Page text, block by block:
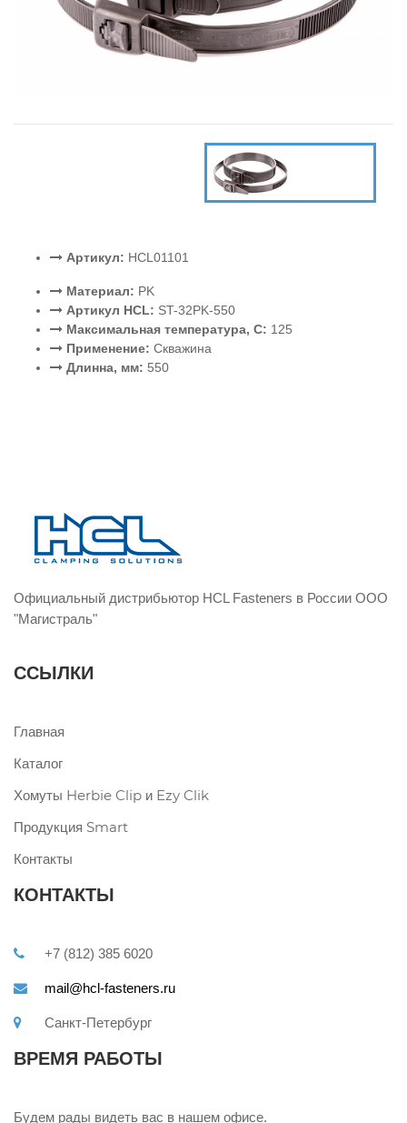
Артикул: HCL01101
Материал: PK
Артикул HCL: ST-32PK-550
Максимальная температура, C: 125
Применение: Скважина
Длинна, мм: 550
Официальный дистрибьютор HCL Fasteners в России ООО
"Магистраль"
ССЫЛКИ
Главная
Каталог
Хомуты Herbie Clip и Ezy Clik
Продукция Smart
Контакты
КОНТАКТЫ
+7 (812) 385 6020
mail@hcl-fasteners.ru
Санкт-Петербург
ВРЕМЯ РАБОТЫ
Будем рады видеть вас в нашем офисе.